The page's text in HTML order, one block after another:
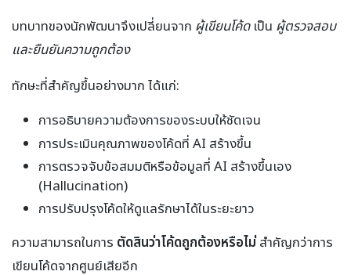
บทบาทของนักพัฒนาจึงเปลี่ยนจาก ผู้เขียนโค้ดเป็น ผู้ตรวจสอบ
และยืนยันความถูกต้อง
ทักษะที่สำคัญขึ้นอย่างมาก ได้แก่:
การอธิบายความต้องการของระบบให้ชัดเจน
การประเมินคุณภาพของโค้ดที่ AI สร้างขึ้น
การตรวจจับข้อสมมติหรือข้อมูลที่ AI สร้างขึ้นเอง
(Hallucination)
การปรับปรุงโค้ดให้ดูแลรักษาได้ในระยะยาว
ความสามารถในการ ตัดสินว่าโค้ดถูกต้องหรือไม่สำคัญกว่าการ
เขียนโค้ดจากศูนย์เสียอีก